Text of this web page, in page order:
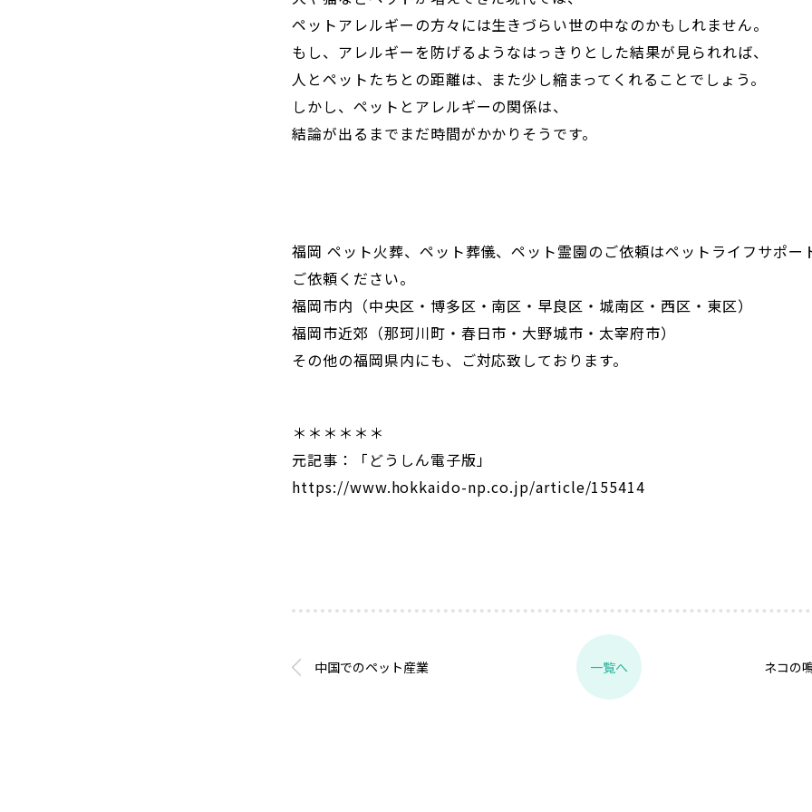
ペットアレルギーの方々には生きづらい世の中なのかもしれません。
もし、アレルギーを防げるようなはっきりとした結果が見られれば、
人とペットたちとの距離は、また少し縮まってくれることでしょう。
しかし、ペットとアレルギーの関係は、
結論が出るまでまだ時間がかかりそうです。
福岡 ペット火葬、ペット葬儀、ペット霊園のご依頼はペットライフサポー
ご依頼ください。
福岡市内（中央区・博多区・南区・早良区・城南区・西区・東区）
福岡市近郊（那珂川町・春日市・大野城市・太宰府市）
その他の福岡県内にも、ご対応致しております。
＊＊＊＊＊＊
元記事：「どうしん電子版」
https://www.hokkaido-np.co.jp/article/155414
中国でのペット産業 一覧へ ネコの